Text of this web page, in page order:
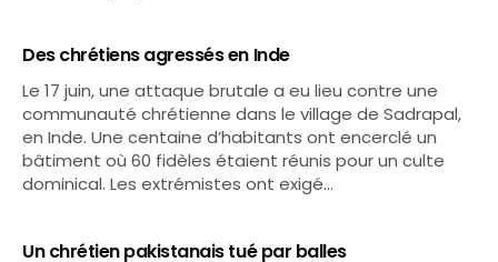
Des chrétiens agressés en Inde
Le 17 juin, une attaque brutale a eu lieu contre une
communauté chrétienne dans le village de Sadrapal,
en Inde. Une centaine d’habitants ont encerclé un
bâtiment où 60 fidèles étaient réunis pour un culte
dominical. Les extrémistes ont exigé…
Un chrétien pakistanais tué par balles